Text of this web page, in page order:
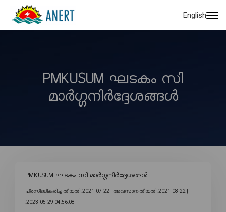
English
PMKUSUM ഘടകം സി
മാർഗ്ഗനിർദ്ദേശങ്ങൾ
PMKUSUM ഘടകം സി മാർഗ്ഗനിർദ്ദേശങ്ങൾ
പ്രസിദ്ധീകരിച്ച തീയതി :2021-07-22 | അവസാന തീയതി :2021-08-22 |
:2023-05-29 04:56:08